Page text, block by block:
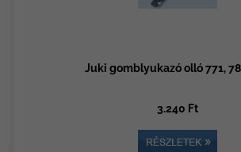
Juki gomblyukazó olló 771,
3.240 Ft